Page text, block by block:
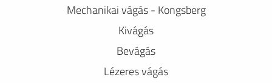
Mechanikai vágás - Kongsberg
Kivágás
Bevágás
Lézeres vágás